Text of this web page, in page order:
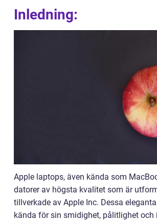
Inledning:
Apple laptops, även kända som
datorer av högsta kvalitet som är
tillverkade av Apple Inc. Dessa
kända för sin smidighet, pålitlighet och